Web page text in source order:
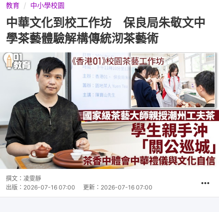
教育 中小學校園
中華文化到校工作坊 保良局朱敬文中
學茶藝體驗解構傳統沏茶藝術
撰文： 凌雯靜
出版： 2026-07-16 07:00 更新： 2026-07-16 07:00